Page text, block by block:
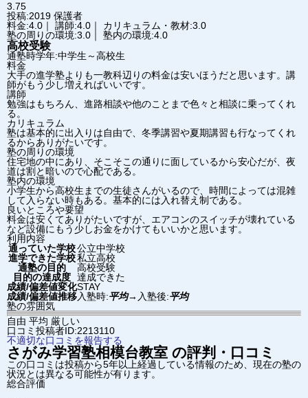
3.75
投稿:2019 保護者
料金:4.0｜ 講師:4.0｜ カリキュラム・教材:3.0
塾の周りの環境:3.0｜ 塾内の環境:4.0
高校受験
通塾時学年:中学生～高校生
料金
大手の進学塾よりも一教科辺りの料金は安いほうだと思います。講
師がもう少し増えればいいです。
講師
勉強はもちろん、進路相談や他のことまで色々と相談に乗ってくれ
る。
カリキュラム
塾は基本的に出入りは自由で、冬季講習や夏期講習も行なってくれ
るからありがたいです。
塾の周りの環境
住宅地の中にあり、そこそこの通りに面しているから安心だが、夜
道は割と暗いので心配である。
塾内の環境
小学生から高校生までの生徒さんがいるので、時間によっては混雑
して入らない時もある。基本的には入れ替え制である。
良いところや要望
料金は安くてありがたいですが、エアコンのスイッチが壊れている
など設備にもう少しお金をかけてもいいかと思います。
利用内容
通っていた学校公立中学校
進学できた学校私立高校
通塾の目的
高校受験
目的の達成度 達成できた
成績/偏差値変化STAY
成績/偏差値推移入塾時:平均→ 入塾後:平均
塾の雰囲気
自由 平均 厳しい
口コミ投稿者ID:2213110
不適切な口コミを報告する
さがみ学習塾相模台教室 の評判・口コミ
この口コミは投稿から5年以上経過している情報のため、現在の塾の
状況とは異なる可能性が有ります。
総合評価